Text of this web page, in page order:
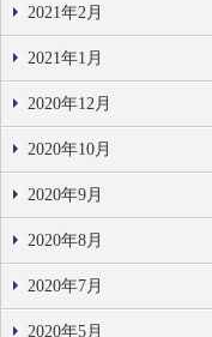
2021年2月
2021年1月
2020年12月
2020年10月
2020年9月
2020年8月
2020年7月
2020年5月